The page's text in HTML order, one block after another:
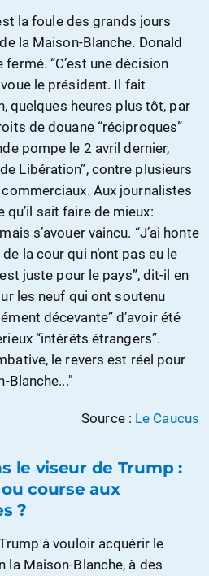
la foule des grands jours
la Maison-Blanche. Donald
“C’est une décision
le président. Il fait
quelques heures plus tôt, par
de douane “réciproques”
pompe le 2 avril dernier,
Libération”, contre plusieurs
Aux journalistes
sait faire de mieux:
s’avouer vaincu. “J’ai honte
la cour qui n’ont pas eu le
juste pour le pays”, dit-il en
les neuf qui ont soutenu
décevante” d’avoir été
“intérêts étrangers”.
le revers est réel pour
Blanche..."
Source : Le Caucus
le viseur de Trump :
course aux
?
à vouloir acquérir le
la Maison-Blanche, à des